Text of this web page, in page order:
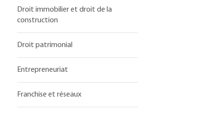
Droit immobilier et droit de la
construction
Droit patrimonial
Entrepreneuriat
Franchise et réseaux